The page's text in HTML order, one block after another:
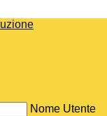
Nome Utente